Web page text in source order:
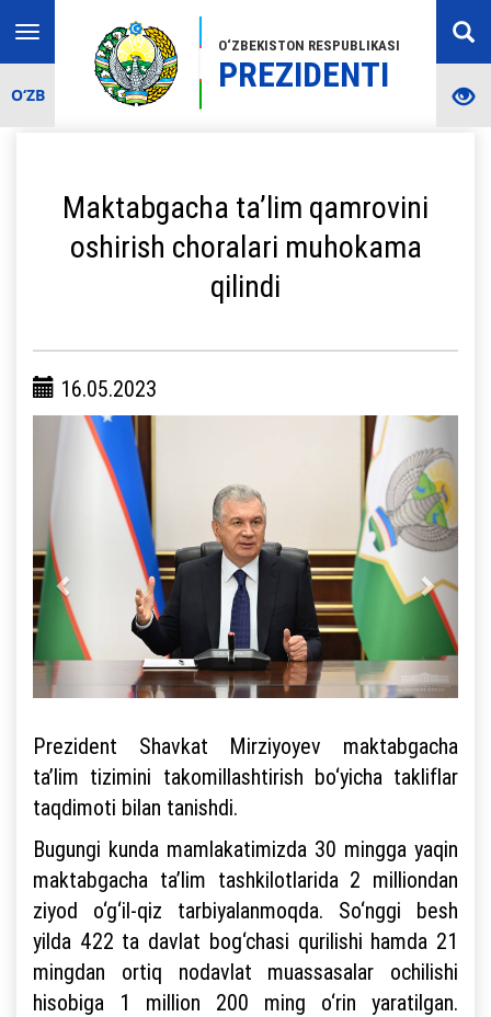
O‘ZBEKISTON RESPUBLIKASI
PREZIDENTI
Toggle
navigation
O‘ZB
Maktabgacha ta’lim qamrovini
oshirish choralari muhokama
qilindi
16.05.2023
Prezident Shavkat Mirziyoyev maktabgacha
ta’lim tizimini takomillashtirish bo‘yicha takliflar
taqdimoti bilan tanishdi.
Bugungi kunda mamlakatimizda 30 mingga yaqin
maktabgacha ta’lim tashkilotlarida 2 milliondan
ziyod o‘g‘il-qiz tarbiyalanmoqda. So‘nggi besh
yilda 422 ta davlat bog‘chasi qurilishi hamda 21
mingdan ortiq nodavlat muassasalar ochilishi
hisobiga 1 million 200 ming o‘rin yaratilgan.